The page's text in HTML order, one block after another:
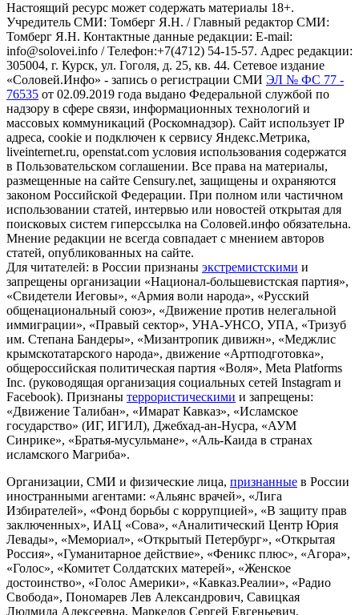
Настоящий ресурс может содержать материалы 18+.
Учредитель СМИ: Томберг Я.Н. / Главный редактор СМИ:
Томберг Я.Н. Контактные данные редакции: E-mail:
info@solovei.info / Телефон:+7(4712) 54-15-57. Адрес редакции:
305004, г. Курск, ул. Гоголя, д. 25, кв. 44. Сетевое издание
«Соловей.Инфо» - запись о регистрации СМИ ЭЛ № ФС 77 -
76535 от 02.09.2019 года выдано Федеральной службой по
надзору в сфере связи, информационных технологий и
массовых коммуникаций (Роскомнадзор). Сайт использует IP
адреса, cookie и подключен к сервису Яндекс.Метрика,
liveinternet.ru, openstat.com условия использования содержатся
в Пользовательском соглашении. Все права на материалы,
размещенные на сайте Censury.net, защищены и охраняются
законом Российской Федерации. При полном или частичном
использовании статей, интервью или новостей открытая для
поисковых систем гиперссылка на Соловей.инфо обязательна.
Мнение редакции не всегда совпадает с мнением авторов
статей, опубликованных на сайте.
Для читателей: в России признаны экстремистскими и
запрещены организации «Национал-большевистская партия»,
«Свидетели Иеговы», «Армия воли народа», «Русский
общенациональный союз», «Движение против нелегальной
иммиграции», «Правый сектор», УНА-УНСО, УПА, «Тризуб
им. Степана Бандеры», «Мизантропик дивижн», «Меджлис
крымскотатарского народа», движение «Артподготовка»,
общероссийская политическая партия «Воля», Meta Platforms
Inc. (руководящая организация социальных сетей Instagram и
Facebook). Признаны террористическими и запрещены:
«Движение Талибан», «Имарат Кавказ», «Исламское
государство» (ИГ, ИГИЛ), Джебхад-ан-Нусра, «АУМ
Синрике», «Братья-мусульмане», «Аль-Каида в странах
исламского Магриба».
Организации, СМИ и физические лица, признанные в России
иностранными агентами: «Альянс врачей», «Лига
Избирателей», «Фонд борьбы с коррупцией», «В защиту прав
заключенных», ИАЦ «Сова», «Аналитический Центр Юрия
Левады», «Мемориал», «Открытый Петербург», «Открытая
Россия», «Гуманитарное действие», «Феникс плюс», «Агора»,
«Голос», «Комитет Солдатских матерей», «Женское
достоинство», «Голос Америки», «Кавказ.Реалии», «Радио
Свобода», Пономарев Лев Александрович, Савицкая
Людмила Алексеевна, Маркелов Сергей Евгеньевич,